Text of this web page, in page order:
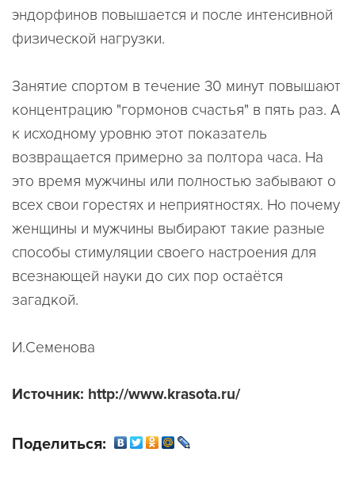
эндорфинов повышается и после интенсивной
физической нагрузки.
Занятие спортом в течение 30 минут повышают
концентрацию "гормонов счастья" в пять раз. А
к исходному уровню этот показатель
возвращается примерно за полтора часа. На
это время мужчины или полностью забывают о
всех свои горестях и неприятностях. Но почему
женщины и мужчины выбирают такие разные
способы стимуляции своего настроения для
всезнающей науки до сих пор остаётся
загадкой.
И.Семенова
Источник: http://www.krasota.ru/
Поделиться: